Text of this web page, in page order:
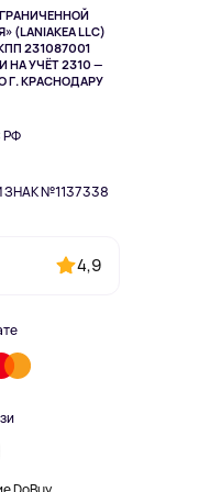
LLC)
231087001
УЧЁТ 2310 —
Г. КРАСНОДАРУ
РФ
№1137338
4,9